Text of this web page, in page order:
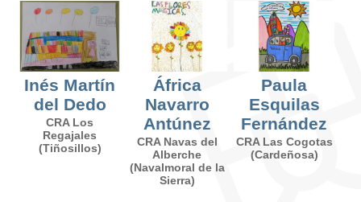
Inés Martín
del Dedo
CRA Los
Regajales
(Tiñosillos)
África
Navarro
Antúnez
CRA Navas del
Alberche
(Navalmoral de la
Sierra)
Paula
Esquilas
Fernández
CRA Las Cogotas
(Cardeñosa)